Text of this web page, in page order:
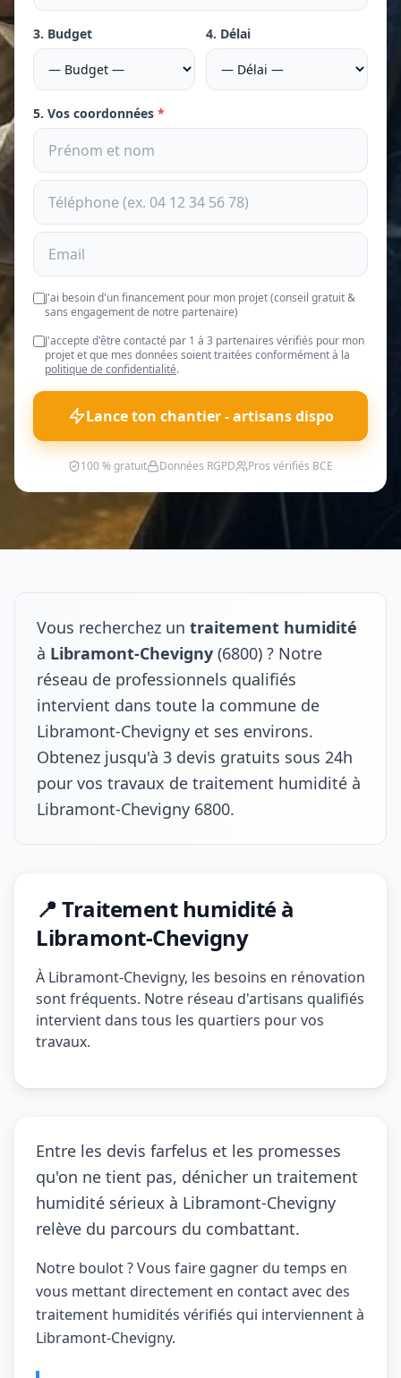
3. Budget 4. Délai
5. Vos coordonnées *
J'ai besoin d'un financement pour mon projet (conseil gratuit &
sans engagement de notre partenaire)
J'accepte d'être contacté par 1 à 3 partenaires vérifiés pour mon
projet et que mes données soient traitées conformément à la
politique de confidentialité.
Lance ton chantier - artisans dispo
100 % gratuit Données RGPD Pros vérifiés BCE
Vous recherchez un traitement humidité
à Libramont-Chevigny (6800) ? Notre
réseau de professionnels qualifiés
intervient dans toute la commune de
Libramont-Chevigny et ses environs.
Obtenez jusqu'à 3 devis gratuits sous 24h
pour vos travaux de traitement humidité à
Libramont-Chevigny 6800.
📍 Traitement humidité à
Libramont-Chevigny
À Libramont-Chevigny, les besoins en rénovation
sont fréquents. Notre réseau d'artisans qualifiés
intervient dans tous les quartiers pour vos
travaux.
Entre les devis farfelus et les promesses
qu'on ne tient pas, dénicher un traitement
humidité sérieux à Libramont-Chevigny
relève du parcours du combattant.
Notre boulot ? Vous faire gagner du temps en
vous mettant directement en contact avec des
traitement humidités vérifiés qui interviennent à
Libramont-Chevigny.